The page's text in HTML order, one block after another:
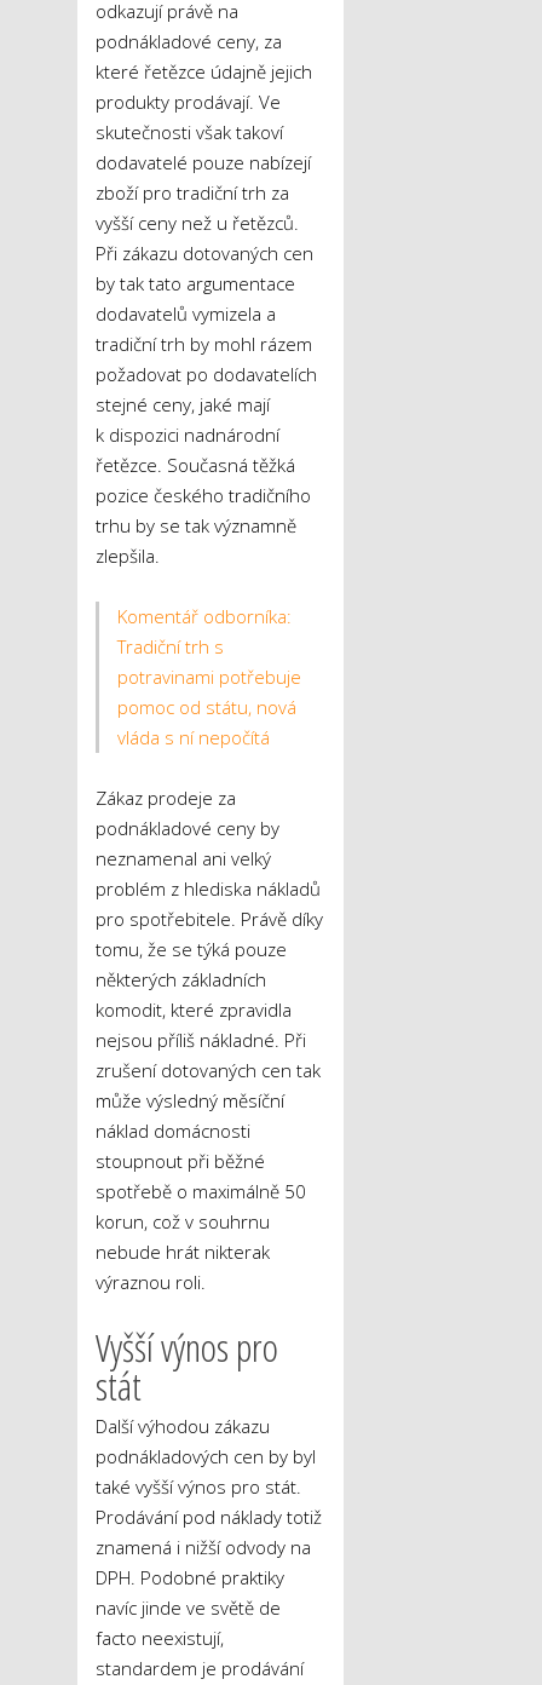
odkazují právě na
podnákladové ceny, za
které řetězce údajně jejich
produkty prodávají. Ve
skutečnosti však takoví
dodavatelé pouze nabízejí
zboží pro tradiční trh za
vyšší ceny než u řetězců.
Při zákazu dotovaných cen
by tak tato argumentace
dodavatelů vymizela a
tradiční trh by mohl rázem
požadovat po dodavatelích
stejné ceny, jaké mají
k dispozici nadnárodní
řetězce. Současná těžká
pozice českého tradičního
trhu by se tak významně
zlepšila.
Komentář odborníka:
Tradiční trh s
potravinami potřebuje
pomoc od státu, nová
vláda s ní nepočítá
Zákaz prodeje za
podnákladové ceny by
neznamenal ani velký
problém z hlediska nákladů
pro spotřebitele. Právě díky
tomu, že se týká pouze
některých základních
komodit, které zpravidla
nejsou příliš nákladné. Při
zrušení dotovaných cen tak
může výsledný měsíční
náklad domácnosti
stoupnout při běžné
spotřebě o maximálně 50
korun, což v souhrnu
nebude hrát nikterak
výraznou roli.
Vyšší výnos pro
stát
Další výhodou zákazu
podnákladových cen by byl
také vyšší výnos pro stát.
Prodávání pod náklady totiž
znamená i nižší odvody na
DPH. Podobné praktiky
navíc jinde ve světě de
facto neexistují,
standardem je prodávání